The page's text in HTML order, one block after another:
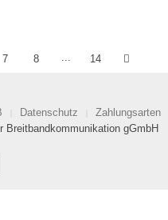
7 8 ... 14
Datenschutz
Zahlungsarten
gGmbH